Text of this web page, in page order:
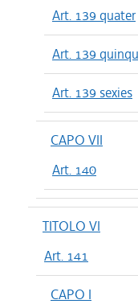
Art. 139 quater
Art. 139
Art. 139 sexies
CAPO VII
Art. 140
TITOLO VI
Art. 141
CAPO I